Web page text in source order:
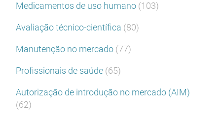
Medicamentos de uso humano (103)
Avaliação técnico-científica (80)
Manutenção no mercado (77)
Profissionais de saúde (65)
Autorização de introdução no mercado (AIM)
(62)